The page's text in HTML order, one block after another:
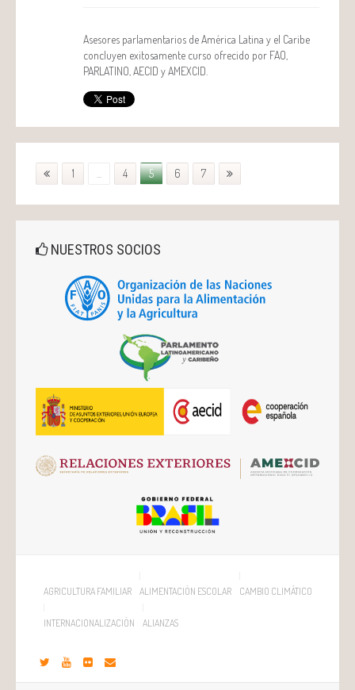
Asesores parlamentarios de América Latina y el Caribe
concluyen exitosamente curso ofrecido por FAO,
PARLATINO, AECID y AMEXCID.
1 4 5 6 7
NUESTROS SOCIOS
AGRICULTURA FAMILIAR ALIMENTACIÓN ESCOLAR CAMBIO CLIMÁTICO
INTERNACIONALIZACIÓN ALIANZAS